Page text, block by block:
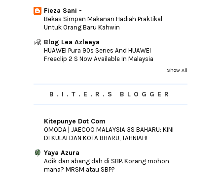
Fieza Sani -
Bekas Simpan Makanan Hadiah Praktikal
Untuk Orang Baru Kahwin
Blog Lea Azleeya
HUAWEI Pura 90s Series And HUAWEI
Freeclip 2 S Now Available In Malaysia
Show All
B.I.T.E.R.S BLOGGER
Kitepunye Dot Com
OMODA | JAECOO MALAYSIA 3S BAHARU: KINI
DI KULAI DAN KOTA BHARU, TAHNIAH!
Yaya Azura
Adik dan abang dah di SBP. Korang mohon
mana? MRSM atau SBP?